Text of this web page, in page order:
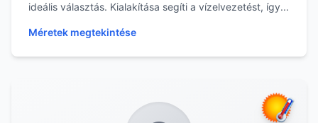
ideális választás. Kialakítása segíti a vízelvezetést, így...
Méretek megtekintése